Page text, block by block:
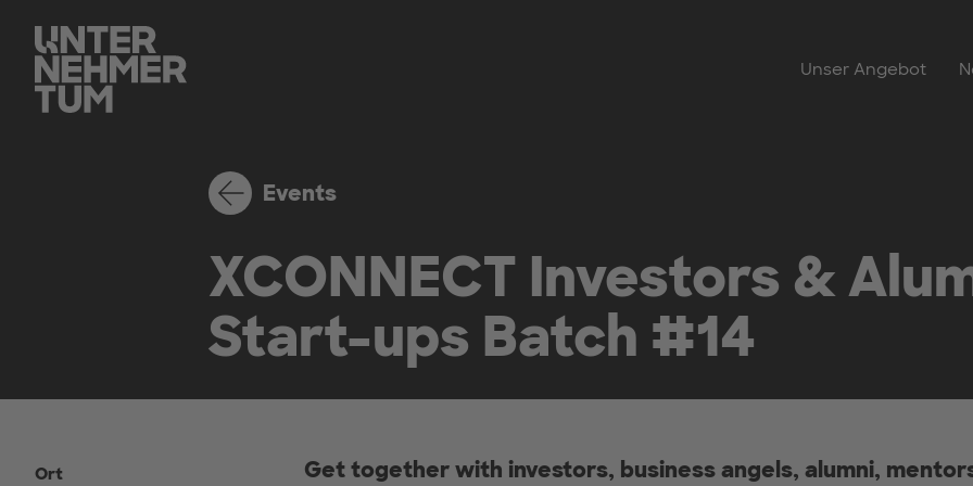
Unser Angebot
Events
XCONNECT Investors &
Start-ups Batch #14
Ort
Get together with investors, business angels, alumni,